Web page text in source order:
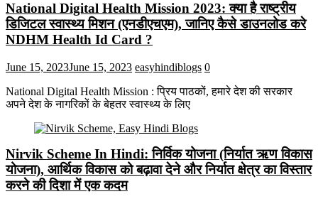
National Digital Health Mission 2023: क्या है राष्ट्रीय
डिजिटल स्वास्थ्य मिशन (एनडीएचएम), जानिए कैसे डाउनलोड करे
NDHM Health Id Card ?
June 15, 2023June 15, 2023 easyhindiblogs 0
National Digital Health Mission : प्रिय पाठकों, हमारे देश की सरकार
अपने देश के नागरिकों के बेहतर स्वास्थ्य के लिए
Nirvik Scheme In Hindi: निर्विक योजना (निर्यात ऋण विकास
योजना), आर्थिक विकास को बढ़ावा देने और निर्यात क्षेत्र का विस्तार
करने की दिशा में एक कदम